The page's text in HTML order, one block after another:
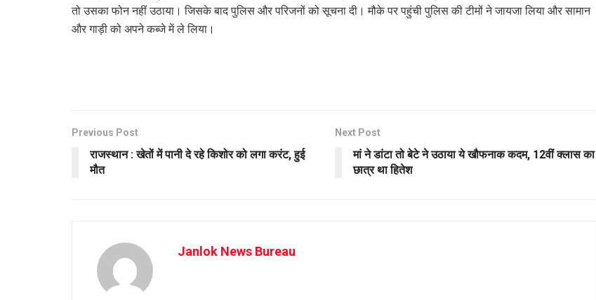
तो उसका फोन नहीं उठाया। जिसके बाद पुलिस और परिजनों को सूचना दी। मौके पर पहुंची पुलिस की टीमों ने जायजा लिया और सामान
और गाड़ी को अपने कब्जे में ले लिया।
Previous Post
राजस्थान : खेतों में पानी दे रहे किशोर को लगा करंट, हुई
मौत
Next Post
मां ने डांटा तो बेटे ने उठाया ये खौफनाक कदम, 12वीं क्लास का
छात्र था हितेश
Janlok News Bureau